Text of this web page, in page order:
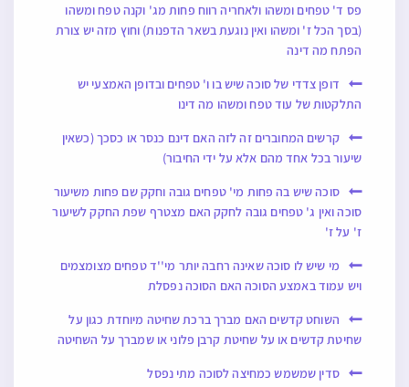
פס ד' טפחים ומשהו ולאחריה רווח פחות מג' וקנה טפח ומשהו
(בסך הכל ז' ומשהו ואין נוגעת בשאר הדפנות) וחוץ מזה יש צורת
הפתח מה דינה
דופן צדדי של סוכה שיש בו ו' טפחים ובדופן האמצעי יש
התלקטות של עוד טפח ומשהו מה דינו
קרשים המחוברים זה לזה האם דינם כנסר או כסכך (כשאין
שיעור בכל אחד מהם אלא על ידי החיבור)
סוכה שיש בה פחות מי' טפחים גובה וחקק שם פחות משיעור
סוכה ואין ג' טפחים גובה לחקק האם מצטרף שפת החקק לשיעור
ז' על ז'
מי שיש לו סוכה שאינה רחבה יותר מי''ד טפחים מצומצמים
ויש עמוד באמצע הסוכה האם הסוכה נפסלת
השוחט קדשים האם מברך ברכת שחיטה מיוחדת כגון על
שחיטת קדשים או על שחיטת קרבן פלוני או שמברך על השחיטה
סדין שמשמש כמחיצה לסוכה מתי נפסל